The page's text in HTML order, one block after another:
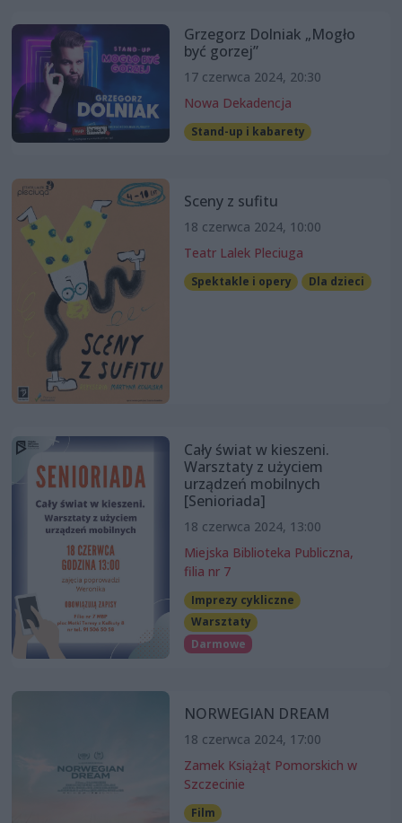
Grzegorz Dolniak „Mogło
być gorzej”
17 czerwca 2024, 20:30
Nowa Dekadencja
Stand-up i kabarety
Sceny z sufitu
18 czerwca 2024, 10:00
Teatr Lalek Pleciuga
Spektakle i opery Dla dzieci
Cały świat w kieszeni.
Warsztaty z użyciem
urządzeń mobilnych
[Senioriada]
18 czerwca 2024, 13:00
Miejska Biblioteka Publiczna,
filia nr 7
Imprezy cykliczne
Warsztaty
Darmowe
NORWEGIAN DREAM
18 czerwca 2024, 17:00
Zamek Książąt Pomorskich w
Szczecinie
Film